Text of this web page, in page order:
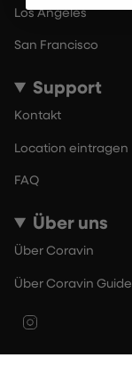
Los Angeles
San Francisco
Support
Kontakt
Location eintragen
FAQ
Über uns
Über Coravin
Über Coravin Guide